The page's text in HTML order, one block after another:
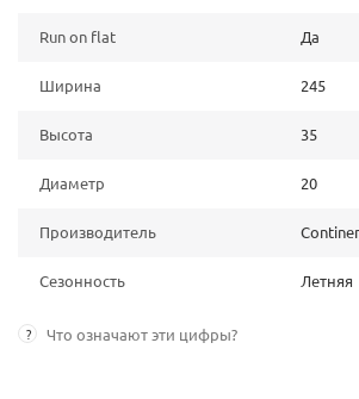
Run on flat Да
Ширина 245
Высота 35
Диаметр 20
Производитель
Сезонность Летняя
? Что означают эти цифры?